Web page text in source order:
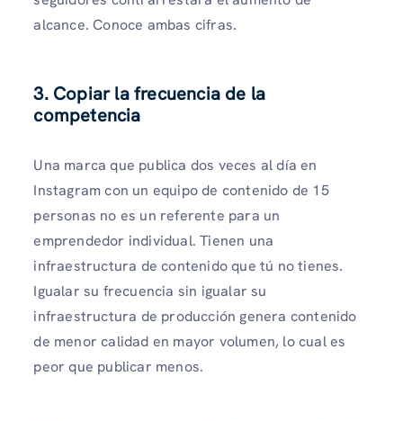
alcance. Conoce ambas cifras.
3. Copiar la frecuencia de la
competencia
Una marca que publica dos veces al día en
Instagram con un equipo de contenido de 15
personas no es un referente para un
emprendedor individual. Tienen una
infraestructura de contenido que tú no tienes.
Igualar su frecuencia sin igualar su
infraestructura de producción genera contenido
de menor calidad en mayor volumen, lo cual es
peor que publicar menos.